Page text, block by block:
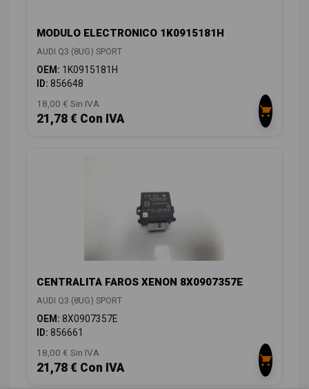
MODULO ELECTRONICO 1K0915181H
AUDI Q3 (8UG) SPORT
OEM: 1K0915181H
ID: 856648
18,00 € Sin IVA
21,78 € Con IVA
CENTRALITA FAROS XENON 8X0907357E
AUDI Q3 (8UG) SPORT
OEM: 8X0907357E
ID: 856661
18,00 € Sin IVA
21,78 € Con IVA